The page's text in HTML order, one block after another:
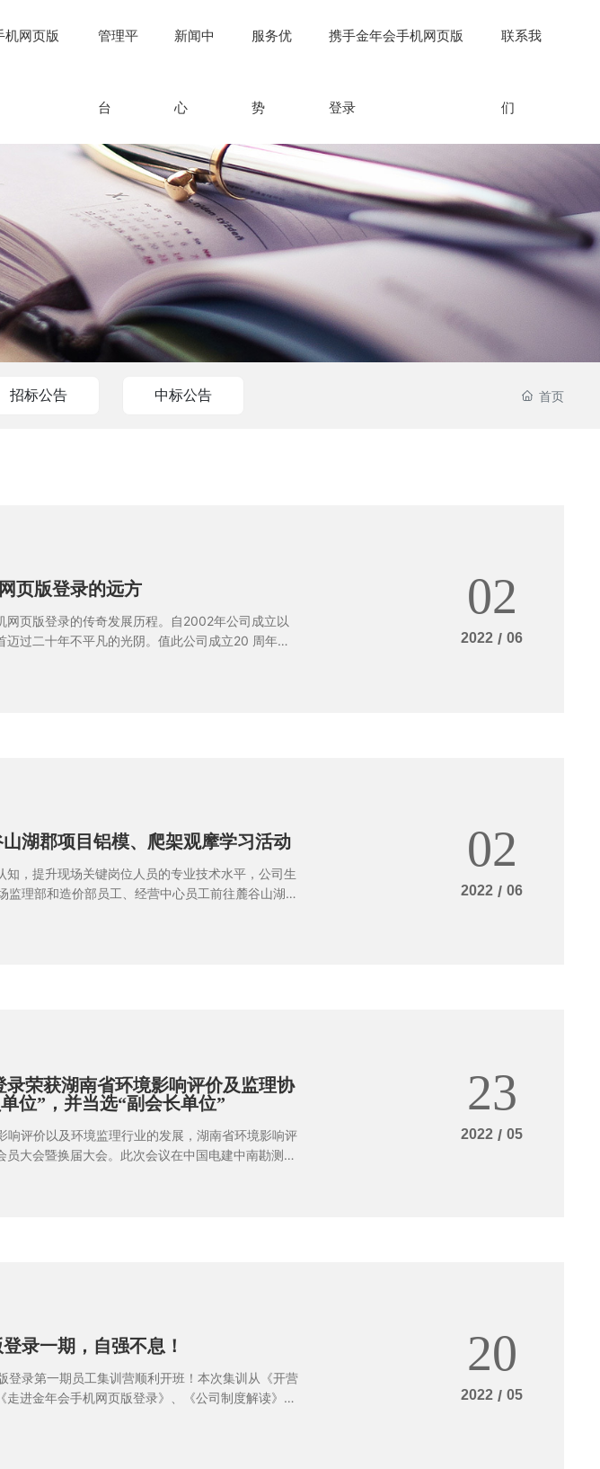
机网页版 管理平
台
新闻中
心
服务优
势
携手金年会手机网页版
登录
联系我
们
招标公告 中标公告 首页
页版登录的远方
网页版登录的传奇发展历程。自2002年公司成立以
过二十年不平凡的光阴。值此公司成立20 周年之
02
2022 / 06
湖郡项目铝模、爬架观摩学习活动
知，提升现场关键岗位人员的专业技术水平，公司生
理部和造价部员工、经营中心员工前往麓谷山湖郡
02
2022 / 06
荣获湖南省环境影响评价及监理协
位”，并当选“副会长单位”
评价以及环境监理行业的发展，湖南省环境影响评
大会暨换届大会。此次会议在中国电建中南勘测设
23
2022 / 05
录一期，自强不息！
登录第一期员工集训营顺利开班！本次集训从《开营
进金年会手机网页版登录》、《公司制度解读》、
20
2022 / 05